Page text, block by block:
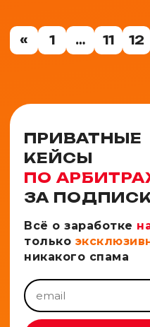
« 1 … 11 12
ПРИВАТНЫЕ
КЕЙСЫ
ПО
ЗА
Всё о заработке
только
никакого спама